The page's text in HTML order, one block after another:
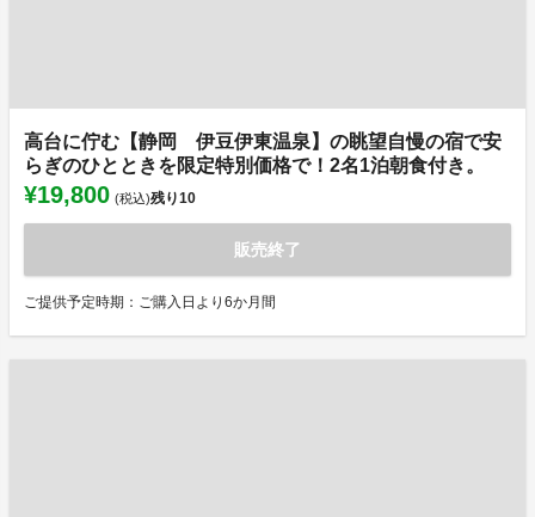
高台に佇む【静岡 伊豆伊東温泉】の眺望自慢の宿で安
らぎのひとときを限定特別価格で！2名1泊朝食付き。
¥19,800 (税込)残り10
販売終了
ご提供予定時期：ご購入日より6か月間